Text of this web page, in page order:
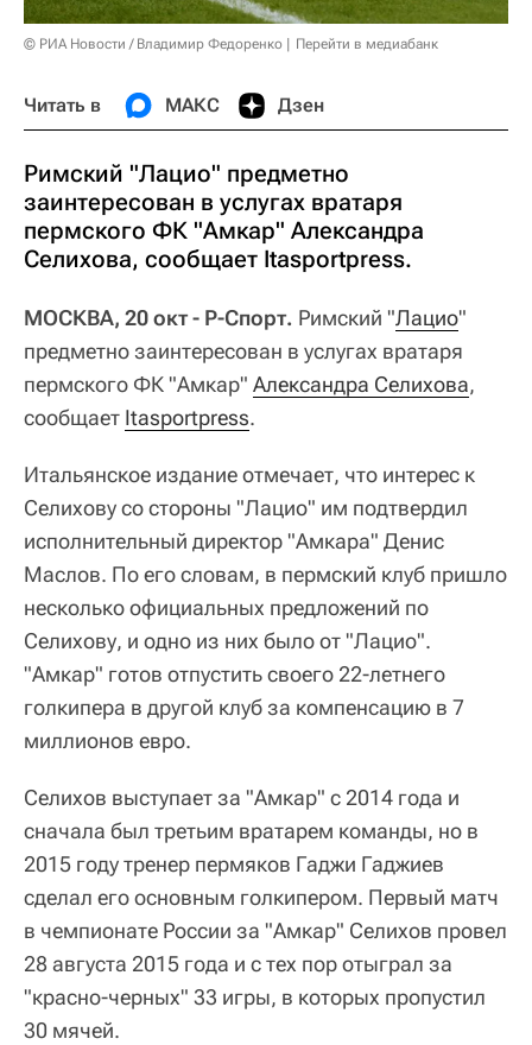
© РИА Новости / Владимир Федоренко Перейти в медиабанк
Читать в МАКС Дзен
Римский "Лацио" предметно
заинтересован в услугах вратаря
пермского ФК "Амкар" Александра
Селихова, сообщает Itasportpress.
МОСКВА, 20 окт - Р-Спорт. Римский "Лацио"
предметно заинтересован в услугах вратаря
пермского ФК "Амкар" Александра Селихова,
сообщает Itasportpress.
Итальянское издание отмечает, что интерес к
Селихову со стороны "Лацио" им подтвердил
исполнительный директор "Амкара" Денис
Маслов. По его словам, в пермский клуб пришло
несколько официальных предложений по
Селихову, и одно из них было от "Лацио".
"Амкар" готов отпустить своего 22-летнего
голкипера в другой клуб за компенсацию в 7
миллионов евро.
Селихов выступает за "Амкар" с 2014 года и
сначала был третьим вратарем команды, но в
2015 году тренер пермяков Гаджи Гаджиев
сделал его основным голкипером. Первый матч
в чемпионате России за "Амкар" Селихов провел
28 августа 2015 года и с тех пор отыграл за
"красно-черных" 33 игры, в которых пропустил
30 мячей.